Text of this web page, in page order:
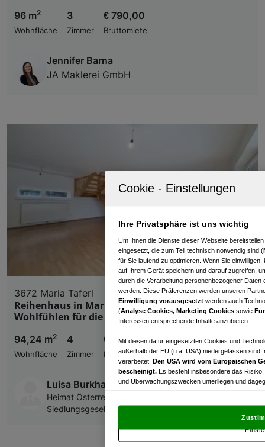
96 m2
Wohnfläche
3
Zimmer
€ 790,00
Bruttomiete
Jennifer Barna
JA Maklerei GmbH
3672 Maria Taferl
Reihenhaus in Maria Taferl – ein Zuhause zum
Wohlfühlen für die ganze Familie
94,24 m2
Wohnfläche
4
Zimmer
€ 891,00
Bruttomiete
Luisa Burkhardt
Heimat Österreich gemeinnützige Wohnungs- und
Siedlungsgesellschaft m.b.H.
Ihre Privatsphäre ist uns wichtig
Um Ihnen die Dienste dieser Webseite
eingesetzt, die zum Teil technisch notwendig sind (
für Sie laufend zu optimieren. Wenn Sie
auf Ihrem Gerät speichern und darauf zugreifen,
durch die Verarbeitung personenbezogener
werden. Diese Präferenzen werden unseren
Einwilligung vorausgesetzt werden auch
(Analyse Cookies, Marketing Cookies sowie
Interessen entsprechende Inhalte anzubieten.
Mit diesen dafür eingesetzten Cookies und
außerhalb der EU (u.a. USA) niedergelassen
verarbeitet. Den USA wird vom Europäischen
bescheinigt. Es besteht insbesondere das
und Überwachungszwecken unterliegen und
und Widerspruch gegen die Verarbeitung auf der
„Cookie Einstellungen“, die sich auf jeder Seite